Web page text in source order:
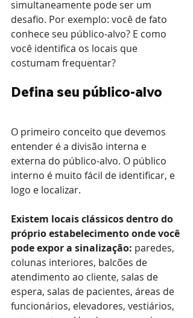
simultaneamente pode ser um
desafio. Por exemplo: você de fato
conhece seu público-alvo? E como
você identifica os locais que
costumam frequentar?
Defina seu público-alvo
O primeiro conceito que devemos
entender é a divisão interna e
externa do público-alvo. O público
interno é muito fácil de identificar, e
logo e localizar.
Existem locais clássicos dentro do
próprio estabelecimento onde você
pode expor a sinalização: paredes,
colunas interiores, balcões de
atendimento ao cliente, salas de
espera, salas de pacientes, áreas de
funcionários, elevadores, vestiários,